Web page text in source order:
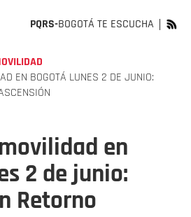
PQRS-BOGOTÁ TE ESCUCHA
EN BOGOTÁ LUNES 2 DE JUNIO:
en
2 de junio:
Retorno